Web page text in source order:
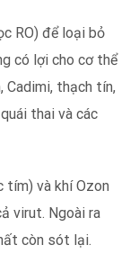
RO) để loại bỏ
có lợi cho cơ thể
Cadimi, thạch tín,
thai và các
tím) và khí Ozon
virut. Ngoài ra
còn sót lại.